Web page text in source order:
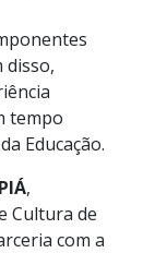
disso,
tempo
Educação.
,
Cultura de
com a